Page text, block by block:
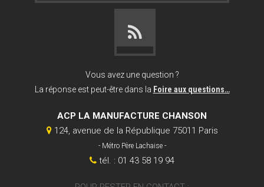
Vous avez une question ?
La réponse est peut-être dans la Foire aux questions…
ACP LA MANUFACTURE CHANSON
124, avenue de la République 75011 Paris
- Métro Père Lachaise -
tél. : 01 43 58 19 94